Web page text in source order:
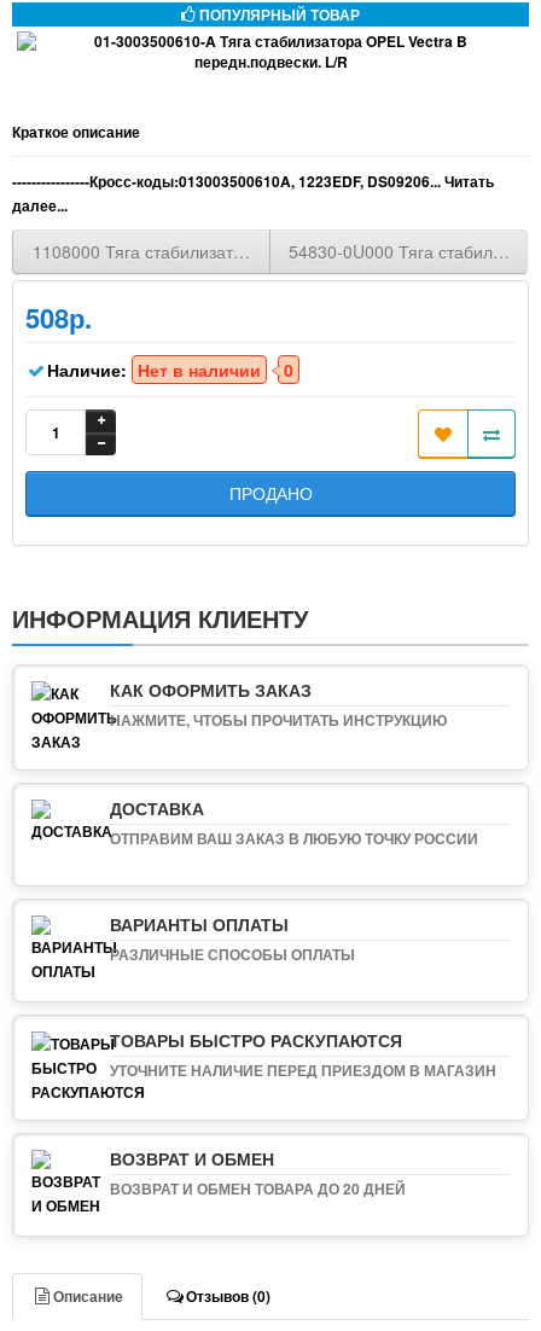
ПОПУЛЯРНЫЙ ТОВАР
Краткое описание
----------------Кросс-коды:013003500610A, 1223EDF, DS09206...Читать
далее...
1108000 Тяга стабилизатора AUDI 80/90 CH.8A-L-045001-
54830-0U000 Тяга
508р.
Наличие: Нет в наличии 0
ПРОДАНО
ИНФОРМАЦИЯ КЛИЕНТУ
КАК ОФОРМИТЬ ЗАКАЗ
НАЖМИТЕ, ЧТОБЫ ПРОЧИТАТЬ ИНСТРУКЦИЮ
ДОСТАВКА
ОТПРАВИМ ВАШ ЗАКАЗ В ЛЮБУЮ ТОЧКУ РОССИИ
ВАРИАНТЫ ОПЛАТЫ
РАЗЛИЧНЫЕ СПОСОБЫ ОПЛАТЫ
ТОВАРЫ БЫСТРО РАСКУПАЮТСЯ
УТОЧНИТЕ НАЛИЧИЕ ПЕРЕД ПРИЕЗДОМ В МАГАЗИН
ВОЗВРАТ И ОБМЕН
ВОЗВРАТ И ОБМЕН ТОВАРА ДО 20 ДНЕЙ
Описание Отзывов (0)